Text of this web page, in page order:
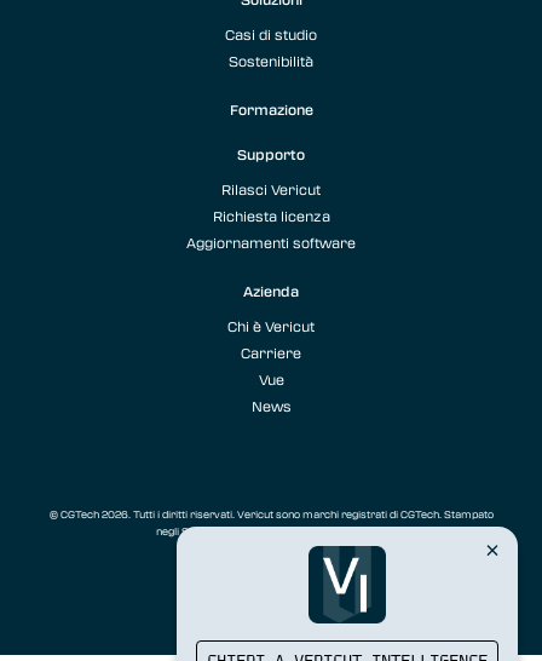
Casi di studio
Sostenibilità
Formazione
Supporto
Rilasci Vericut
Richiesta licenza
Aggiornamenti software
Azienda
Chi è Vericut
Carriere
Vue
News
© CGTech 2026. Tutti i diritti riservati. Vericut sono marchi registrati di CGTech. Stampato
negli Stati Uniti.Informazioni privacy & cookies